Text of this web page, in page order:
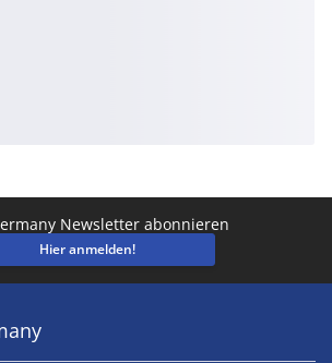
Newsletter abonnieren
Hier anmelden!